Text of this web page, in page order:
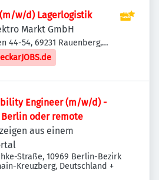
w/d) Lagerlogistik
Markt GmbH
44-54, 69231 Rauenberg,
Engineer (m/w/d) -
Berlin oder remote
aus einem
Straße, 10969 Berlin-Bezirk
Kreuzberg, Deutschland +